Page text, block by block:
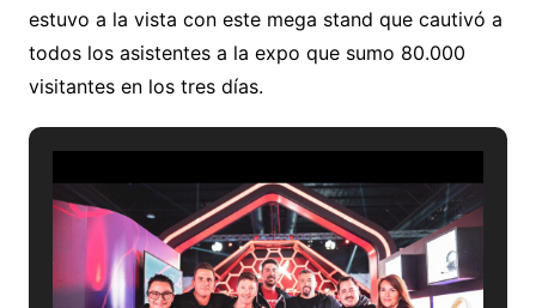
estuvo a la vista con este mega stand que cautivó a
todos los asistentes a la expo que sumo 80.000
visitantes en los tres días.